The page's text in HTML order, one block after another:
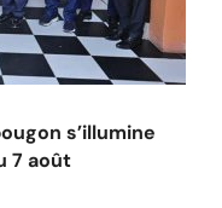
s’illumine
7 août